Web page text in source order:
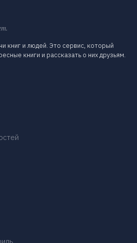
книг и людей. Это сервис, который
книги и рассказать о них друзьям.